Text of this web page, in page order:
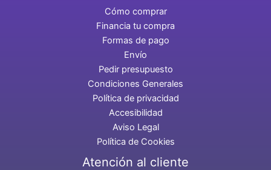
Cómo comprar
Financia tu compra
Formas de pago
Envío
Pedir presupuesto
Condiciones Generales
Política de privacidad
Accesibilidad
Aviso Legal
Política de Cookies
Atención al cliente